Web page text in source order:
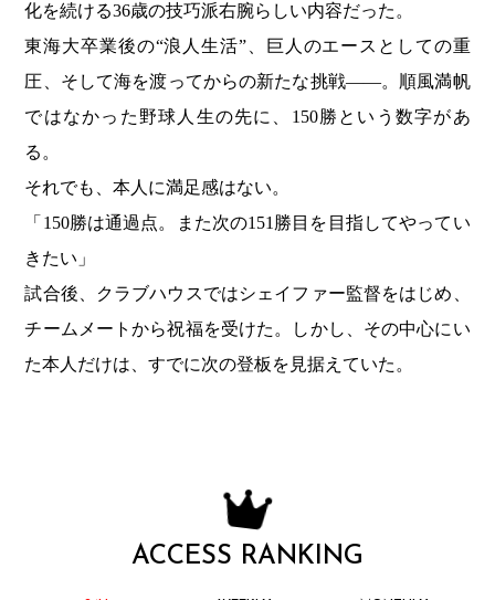
化を続ける36歳の技巧派右腕らしい内容だった。
東海大卒業後の“浪人生活”、巨人のエースとしての重
圧、そして海を渡ってからの新たな挑戦――。順風満帆
ではなかった野球人生の先に、150勝という数字があ
る。
それでも、本人に満足感はない。
「150勝は通過点。また次の151勝目を目指してやってい
きたい」
試合後、クラブハウスではシェイファー監督をはじめ、
チームメートから祝福を受けた。しかし、その中心にい
た本人だけは、すでに次の登板を見据えていた。
ACCESS RANKING